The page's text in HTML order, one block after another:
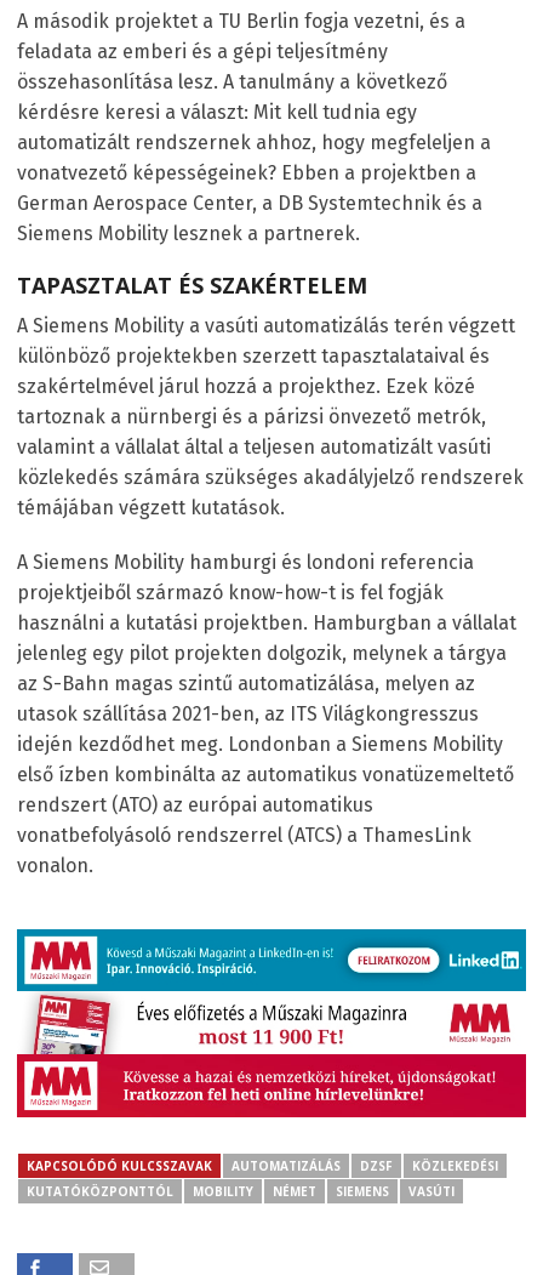
A második projektet a TU Berlin fogja vezetni, és a
feladata az emberi és a gépi teljesítmény
összehasonlítása lesz. A tanulmány a következő
kérdésre keresi a választ: Mit kell tudnia egy
automatizált rendszernek ahhoz, hogy megfeleljen a
vonatvezető képességeinek? Ebben a projektben a
German Aerospace Center, a DB Systemtechnik és a
Siemens Mobility lesznek a partnerek.
TAPASZTALAT ÉS SZAKÉRTELEM
A Siemens Mobility a vasúti automatizálás terén végzett
különböző projektekben szerzett tapasztalataival és
szakértelmével járul hozzá a projekthez. Ezek közé
tartoznak a nürnbergi és a párizsi önvezető metrók,
valamint a vállalat által a teljesen automatizált vasúti
közlekedés számára szükséges akadályjelző rendszerek
témájában végzett kutatások.
A Siemens Mobility hamburgi és londoni referencia
projektjeiből származó know-how-t is fel fogják
használni a kutatási projektben. Hamburgban a vállalat
jelenleg egy pilot projekten dolgozik, melynek a tárgya
az S-Bahn magas szintű automatizálása, melyen az
utasok szállítása 2021-ben, az ITS Világkongresszus
idején kezdődhet meg. Londonban a Siemens Mobility
első ízben kombinálta az automatikus vonatüzemeltető
rendszert (ATO) az európai automatikus
vonatbefolyásoló rendszerrel (ATCS) a ThamesLink
vonalon.
KAPCSOLÓDÓ KULCSSZAVAK AUTOMATIZÁLÁS DZSF
KÖZLEKEDÉSI
KUTATÓKÖZPONTTÓL
MOBILITY NÉMET SIEMENS VASÚTI